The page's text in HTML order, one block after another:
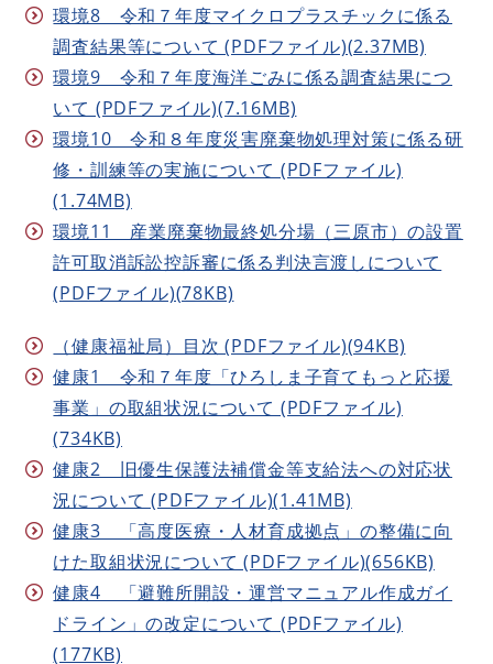
環境8 令和７年度マイクロプラスチックに係る
調査結果等について (PDFファイル)(2.37MB)
環境9 令和７年度海洋ごみに係る調査結果につ
いて (PDFファイル)(7.16MB)
環境10 令和８年度災害廃棄物処理対策に係る研
修・訓練等の実施について (PDFファイル)
(1.74MB)
環境11 産業廃棄物最終処分場（三原市）の設置
許可取消訴訟控訴審に係る判決言渡しについて
(PDFファイル)(78KB)
（健康福祉局）目次 (PDFファイル)(94KB)
健康1 令和７年度「ひろしま子育てもっと応援
事業」の取組状況について (PDFファイル)
(734KB)
健康2 旧優生保護法補償金等支給法への対応状
況について (PDFファイル)(1.41MB)
健康3 「高度医療・人材育成拠点」の整備に向
けた取組状況について (PDFファイル)(656KB)
健康4 「避難所開設・運営マニュアル作成ガイ
ドライン」の改定について (PDFファイル)
(177KB)